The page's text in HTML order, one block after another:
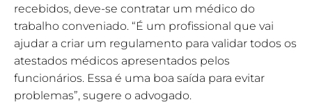
recebidos, deve-se contratar um médico do
trabalho conveniado. “É um profissional que vai
ajudar a criar um regulamento para validar todos os
atestados médicos apresentados pelos
funcionários. Essa é uma boa saída para evitar
problemas”, sugere o advogado.